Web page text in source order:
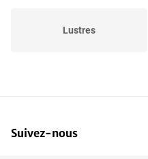
Lustres
Poterie européenne
Suivez-nous